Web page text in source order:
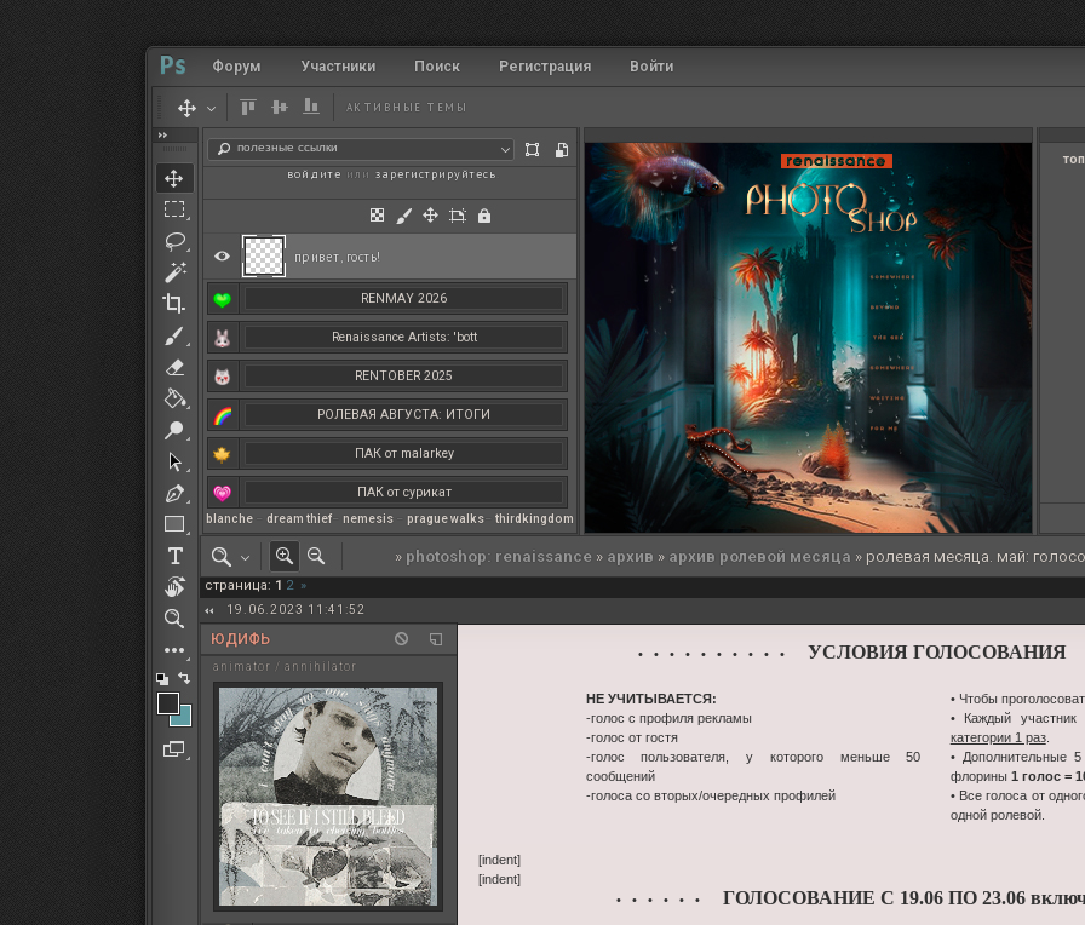
RENMAY 2026
Renaissance Artists: 'bott
RENTOBER 2025
РОЛЕВАЯ АВГУСТА: ИТОГИ
ПАК от malarkey
ПАК от сурикат
РЕНМАЙ
РОЛЕВАЯ МАРТА: ИТОГИ
полезные ссылки
blanche– dream thief– nemesis– prague walks– thirdkingdom
Форум Участники Поиск Регистрация Войти
АКТИВНЫЕ ТЕМЫ
привет, гость!
войдите или зарегистрируйтесь
» photoshop: renaissance » архив » архив ролевой месяца » ролевая месяца. май:
страница: 1 2 »
19.06.2023 11:41:52
ЮДИФЬ
animator / annihilator
• • • • • • • • • • УСЛОВИЯ ГОЛОСОВАНИЯ
НЕ УЧИТЫВАЕТСЯ:
-голос с профиля рекламы
-голос от гостя
-голос пользователя, у которого меньше 50
сообщений
-голоса со вторых/очередных профилей
• Чтобы
• Каждый участник
категории 1 раз.
• Дополнительные
флорины 1 голос =
• Все голоса от
одной ролевой.
[indent]
[indent]
• • • • • •
ГОЛОСОВАНИЕ С 19.06 ПО 23.06